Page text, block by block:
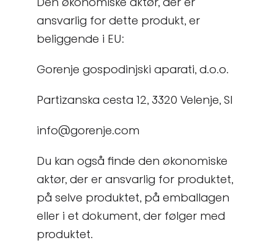
ansvarlig for dette produkt, er
beliggende i EU:
Gorenje gospodinjski aparati, d.o.o.
Partizanska cesta 12, 3320 Velenje, SI
info@gorenje.com
Du kan også finde den økonomiske
aktør, der er ansvarlig for produktet,
på selve produktet, på emballagen
eller i et dokument, der følger med
produktet.